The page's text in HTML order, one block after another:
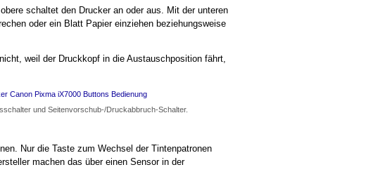
schaltet den Drucker an oder aus. Mit der unteren
oder ein Blatt Papier einziehen beziehungsweise
weil der Druckkopf in die Austauschposition fährt,
und Seitenvorschub-/Druckabbruch-Schalter.
Nur die Taste zum Wechsel der Tintenpatronen
machen das über einen Sensor in der